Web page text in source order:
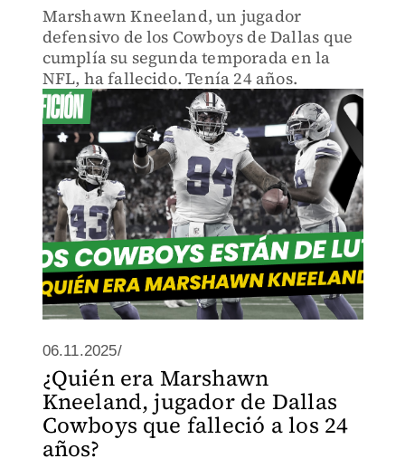
Marshawn Kneeland, un jugador
defensivo de los Cowboys de Dallas que
cumplía su segunda temporada en la
NFL, ha fallecido. Tenía 24 años.
06.11.2025/
¿Quién era Marshawn
Kneeland, jugador de Dallas
Cowboys que falleció a los 24
años?